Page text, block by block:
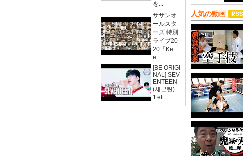
を...
サザンオ
ールスタ
ーズ 特別
ライブ20
20「Ke
e...
[BE ORIGI
NAL] SEV
ENTEEN
(세븐틴)
'Left...
人気の動画